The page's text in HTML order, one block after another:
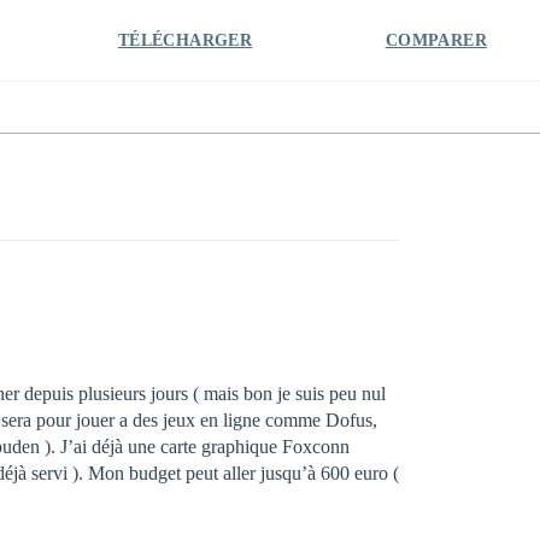
TÉLÉCHARGER COMPARER
depuis plusieurs jours ( mais bon je suis peu nul
pour jouer a des jeux en ligne comme Dofus,
). J’ai déjà une carte graphique Foxconn
servi ). Mon budget peut aller jusqu’à 600 euro (